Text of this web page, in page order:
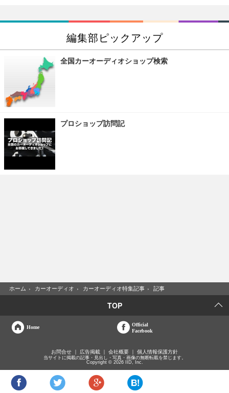
編集部ピックアップ
全国カーオーディオショップ検索
プロショップ訪問記
ホーム › カーオーディオ › カーオーディオ特集記事 › 記事
TOP
Home
Official
Facebook
お問合せ 広告掲載 会社概要 個人情報保護方針
当サイトに掲載の記事・見出し・写真・画像の無断転載を禁じます。
Copyright © 2026 IID, Inc.